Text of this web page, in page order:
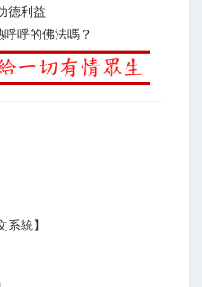
德利益
呼的佛法嗎？
系統】